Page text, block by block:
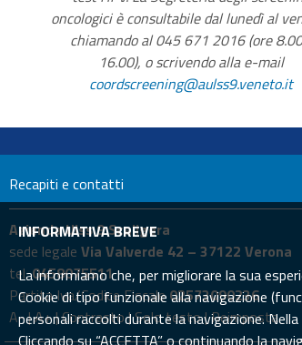
oncologici è consultabile dal lunedì al
chiamando al 045 671 2016 (ore
16.00), o scrivendo alla e-mail
coordscreening@aulss9.veneto.it
Recapiti e contatti
Azienda Ulss 9 Scaligera
sede legale Via Valverde 42 – 37122 Verona
tel.0458075511
Partita Iva/Codice Fiscale02573090236
A-|A+|Contrasto |Solo testo|Reimposta
INFORMATIVA BREVE
La informiamo che, per migliorare la sua
Cookie di tipo funzionale alla navigazione
personali raccolti durante la navigazione.
Cliccando su “ACCETTA” o continuando la